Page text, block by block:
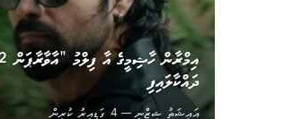
ދައްކާލައިފި
އައިޝަތު ޝިޒްނީ
4 ގަޑިއިރު ކުރިން